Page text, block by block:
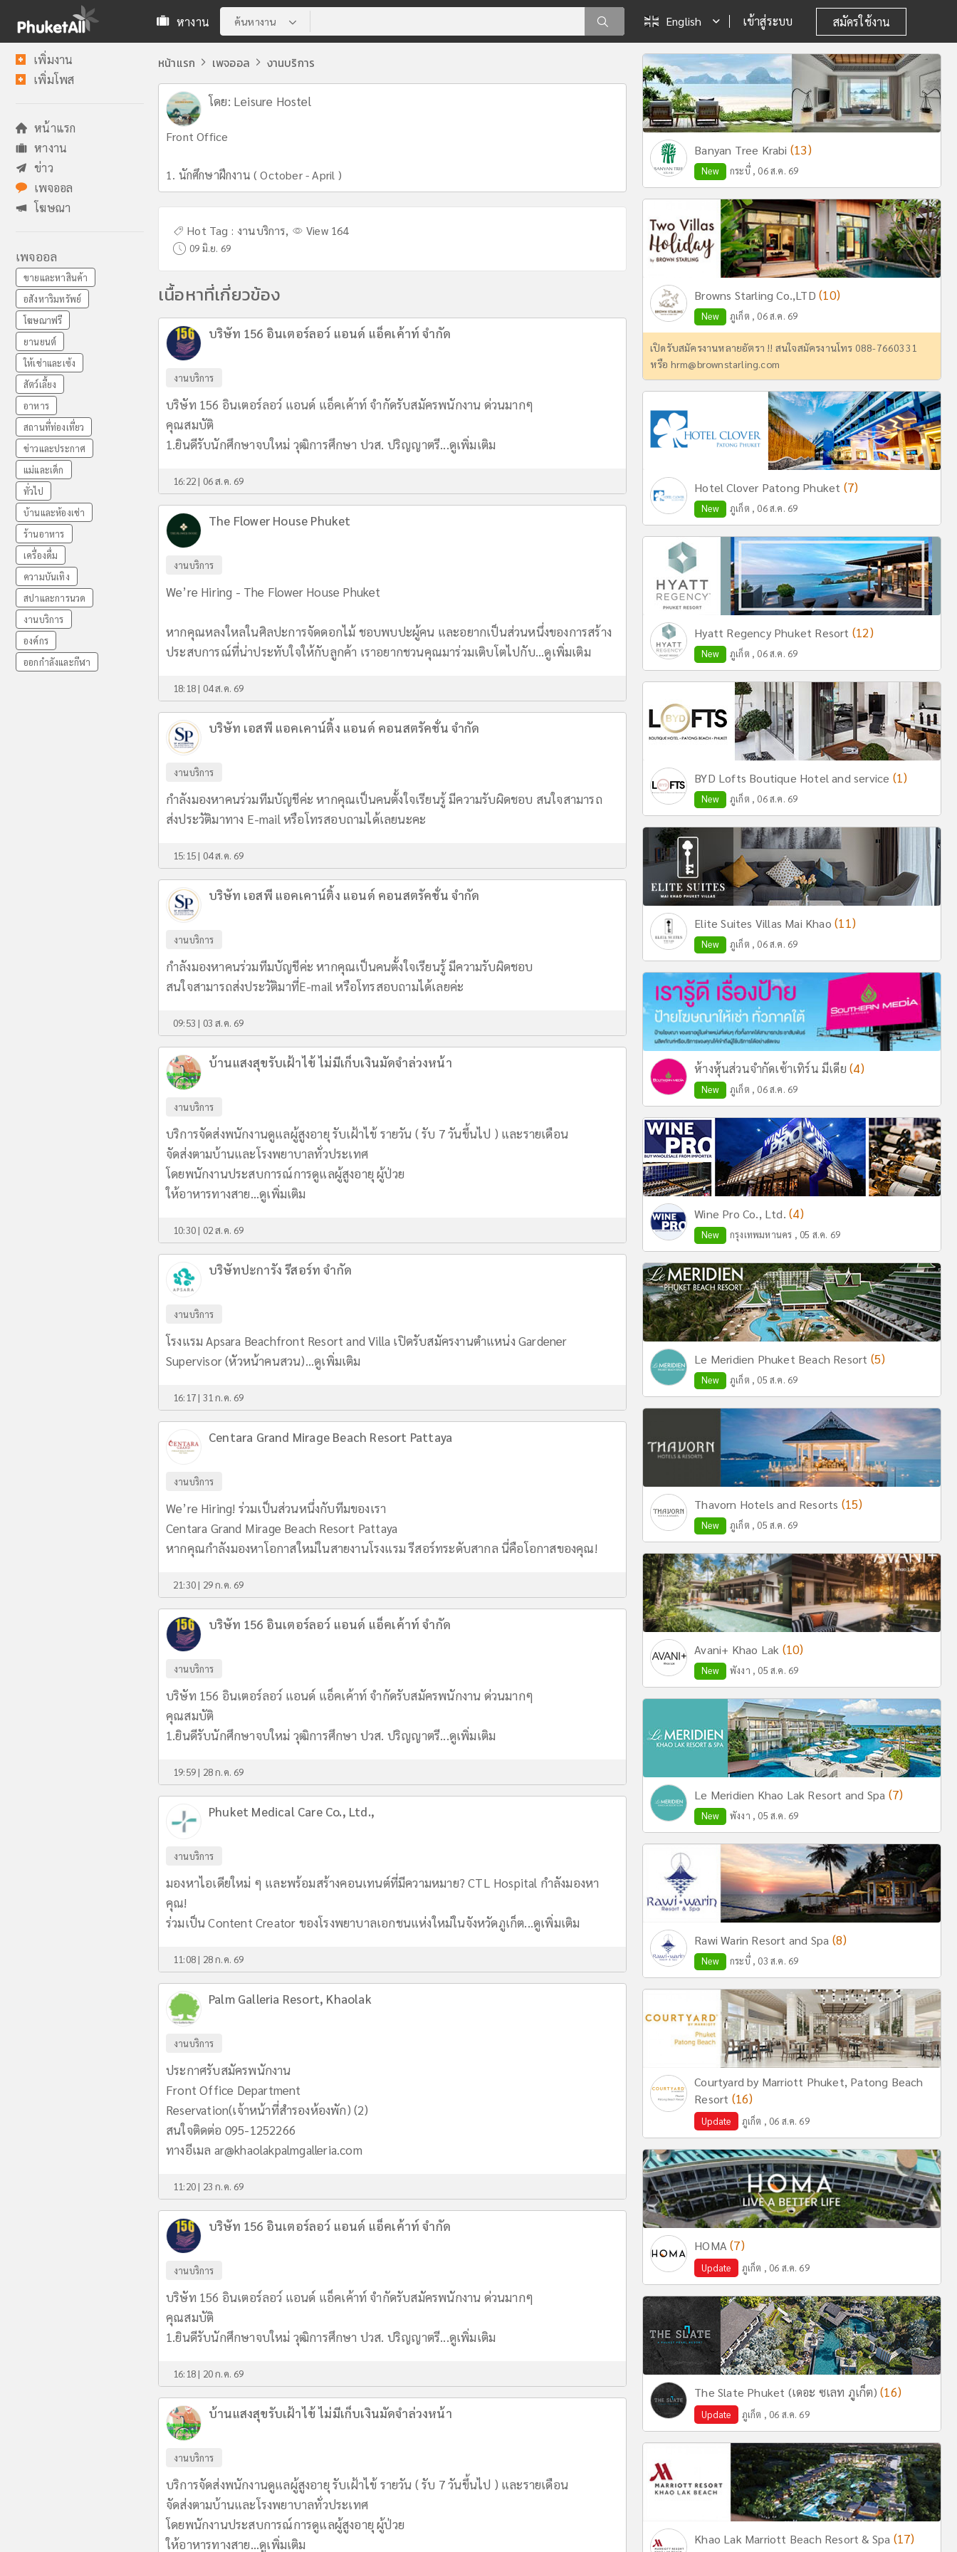
หางาน ค้นหางาน English เข้าสู่ระบบ สมัครใช้งาน
เพิ่มงาน
เพิ่มโพส
หน้าแรก
หางาน
ข่าว
เพจออล
โฆษณา
เพจออล
ขายและหาสินค้า
อสังหาริมทรัพย์
โฆษณาฟรี
ยานยนต์
ให้เช่าและเซ้ง
สัตว์เลี้ยง
อาหาร
สถานที่ท่องเที่ยว
ข่าวและประกาศ
แม่และเด็ก
ทั่วไป
บ้านและห้องเช่า
ร้านอาหาร
เครื่องดื่ม
ความบันเทิง
สปาและการนวด
งานบริการ
องค์กร
ออกกำลังและกีฬา
หน้าแรก เพจออล งานบริการ
โดย: Leisure Hostel
Front Office
1. นักศึกษาฝึกงาน ( October - April )
Hot Tag : งานบริการ, View 164
09 มิ.ย. 69
เนื้อหาที่เกี่ยวข้อง
บริษัท 156 อินเตอร์ลอว์ แอนด์ แอ็คเค้าท์ จำกัด
งานบริการ
บริษัท 156 อินเตอร์ลอว์ แอนด์ แอ็คเค้าท์ จำกัดรับสมัครพนักงาน ด่วนมากๆ
คุณสมบัติ
1.ยินดีรับนักศึกษาจบใหม่ วุฒิการศึกษา ปวส. ปริญญาตรี...ดูเพิ่มเติม
16:22 | 06 ส.ค. 69
The Flower House Phuket
งานบริการ
We’re Hiring - The Flower House Phuket
หากคุณหลงใหลในศิลปะการจัดดอกไม้ ชอบพบปะผู้คน และอยากเป็นส่วนหนึ่งของการสร้าง
ประสบการณ์ที่น่าประทับใจให้กับลูกค้า เราอยากชวนคุณมาร่วมเติบโตไปกับ...ดูเพิ่มเติม
18:18 | 04 ส.ค. 69
บริษัท เอสพี แอคเคาน์ติ้ง แอนด์ คอนสตรัคชั่น จำกัด
งานบริการ
กำลังมองหาคนร่วมทีมบัญชีค่ะ หากคุณเป็นคนตั้งใจเรียนรู้ มีความรับผิดชอบ สนใจสามารถ
ส่งประวัติมาทาง E-mail หรือโทรสอบถามได้เลยนะคะ
15:15 | 04 ส.ค. 69
บริษัท เอสพี แอคเคาน์ติ้ง แอนด์ คอนสตรัคชั่น จำกัด
งานบริการ
กำลังมองหาคนร่วมทีมบัญชีค่ะ หากคุณเป็นคนตั้งใจเรียนรู้ มีความรับผิดชอบ
สนใจสามารถส่งประวัติมาที่E-mail หรือโทรสอบถามได้เลยค่ะ
09:53 | 03 ส.ค. 69
บ้านแสงสุขรับเฝ้าไข้ ไม่มีเก็บเงินมัดจำล่วงหน้า
งานบริการ
บริการจัดส่งพนักงานดูแลผู้สูงอายุ รับเฝ้าไข้ รายวัน ( รับ 7 วันขึ้นไป ) และรายเดือน
จัดส่งตามบ้านและโรงพยาบาลทั่วประเทศ
โดยพนักงานประสบการณ์การดูแลผู้สูงอายุ ผู้ป่วย
ให้อาหารทางสาย...ดูเพิ่มเติม
10:30 | 02 ส.ค. 69
บริษัทปะการัง รีสอร์ท จำกัด
งานบริการ
โรงแรม Apsara Beachfront Resort and Villa เปิดรับสมัครงานตำแหน่ง Gardener
Supervisor (หัวหน้าคนสวน)...ดูเพิ่มเติม
16:17 | 31 ก.ค. 69
Centara Grand Mirage Beach Resort Pattaya
งานบริการ
We’re Hiring! ร่วมเป็นส่วนหนึ่งกับทีมของเรา
Centara Grand Mirage Beach Resort Pattaya
หากคุณกำลังมองหาโอกาสใหม่ในสายงานโรงแรม รีสอร์ทระดับสากล นี่คือโอกาสของคุณ!
21:30 | 29 ก.ค. 69
บริษัท 156 อินเตอร์ลอว์ แอนด์ แอ็คเค้าท์ จำกัด
งานบริการ
บริษัท 156 อินเตอร์ลอว์ แอนด์ แอ็คเค้าท์ จำกัดรับสมัครพนักงาน ด่วนมากๆ
คุณสมบัติ
1.ยินดีรับนักศึกษาจบใหม่ วุฒิการศึกษา ปวส. ปริญญาตรี...ดูเพิ่มเติม
19:59 | 28 ก.ค. 69
Phuket Medical Care Co., Ltd.,
งานบริการ
มองหาไอเดียใหม่ ๆ และพร้อมสร้างคอนเทนต์ที่มีความหมาย? CTL Hospital กำลังมองหา
คุณ!
ร่วมเป็น Content Creator ของโรงพยาบาลเอกชนแห่งใหม่ในจังหวัดภูเก็ต...ดูเพิ่มเติม
11:08 | 28 ก.ค. 69
Palm Galleria Resort, Khaolak
งานบริการ
ประกาศรับสมัครพนักงาน
Front Office Department
Reservation(เจ้าหน้าที่สำรองห้องพัก) (2)
สนใจติดต่อ 095-1252266
ทางอีเมล ar@khaolakpalmgalleria.com
11:20 | 23 ก.ค. 69
บริษัท 156 อินเตอร์ลอว์ แอนด์ แอ็คเค้าท์ จำกัด
งานบริการ
บริษัท 156 อินเตอร์ลอว์ แอนด์ แอ็คเค้าท์ จำกัดรับสมัครพนักงาน ด่วนมากๆ
คุณสมบัติ
1.ยินดีรับนักศึกษาจบใหม่ วุฒิการศึกษา ปวส. ปริญญาตรี...ดูเพิ่มเติม
16:18 | 20 ก.ค. 69
บ้านแสงสุขรับเฝ้าไข้ ไม่มีเก็บเงินมัดจำล่วงหน้า
งานบริการ
บริการจัดส่งพนักงานดูแลผู้สูงอายุ รับเฝ้าไข้ รายวัน ( รับ 7 วันขึ้นไป ) และรายเดือน
จัดส่งตามบ้านและโรงพยาบาลทั่วประเทศ
โดยพนักงานประสบการณ์การดูแลผู้สูงอายุ ผู้ป่วย
ให้อาหารทางสาย...ดูเพิ่มเติม
Banyan Tree Krabi (13)
New กระบี่ , 06 ส.ค. 69
Browns Starling Co.,LTD(10)
New ภูเก็ต , 06 ส.ค. 69
เปิดรับสมัครงานหลายอัตรา !! สนใจสมัครงานโทร 088-7660331
หรือ hrm@brownstarling.com
Hotel Clover Patong Phuket (7)
New ภูเก็ต , 06 ส.ค. 69
Hyatt Regency Phuket Resort (12)
New ภูเก็ต , 06 ส.ค. 69
BYD Lofts Boutique Hotel and service (1)
New ภูเก็ต , 06 ส.ค. 69
Elite Suites Villas Mai Khao(11)
New ภูเก็ต , 06 ส.ค. 69
ห้างหุ้นส่วนจำกัดเซ้าเทิร์น มีเดีย(4)
New ภูเก็ต , 06 ส.ค. 69
Wine Pro Co., Ltd.(4)
New กรุงเทพมหานคร , 05 ส.ค. 69
Le Meridien Phuket Beach Resort (5)
New ภูเก็ต , 05 ส.ค. 69
Thavorn Hotels and Resorts (15)
New ภูเก็ต , 05 ส.ค. 69
Avani+ Khao Lak (10)
New พังงา , 05 ส.ค. 69
Le Meridien Khao Lak Resort and Spa (7)
New พังงา , 05 ส.ค. 69
Rawi Warin Resort and Spa (8)
New กระบี่ , 03 ส.ค. 69
Courtyard by Marriott Phuket, Patong Beach
Resort (16)
Update ภูเก็ต , 06 ส.ค. 69
HOMA(7)
Update ภูเก็ต , 06 ส.ค. 69
The Slate Phuket (เดอะ ซเลท ภูเก็ต)(16)
Update ภูเก็ต , 06 ส.ค. 69
Khao Lak Marriott Beach Resort & Spa (17)